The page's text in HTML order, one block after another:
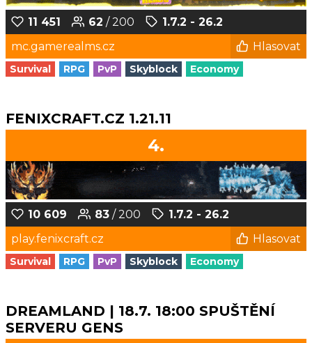
11 451 62 / 200
1.7.2 - 26.2
mc.gamerealms.cz
Hlasovat
Survival RPG PvP Skyblock Economy
FENIXCRAFT.CZ 1.21.11
4.
10 609 83 / 200
1.7.2 - 26.2
play.fenixcraft.cz
Hlasovat
Survival RPG PvP Skyblock Economy
DREAMLAND | 18.7. 18:00 SPUŠTĚNÍ
SERVERU GENS